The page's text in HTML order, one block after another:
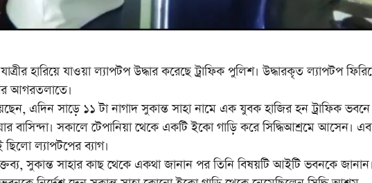
যাওয়া ল্যাপটপ উদ্ধার করেছে ট্রাফিক পুলিশ। উদ্ধারকৃত ল্যাপটপ
আগরতলাতে।
এদিন সাড়ে ১১ টা নাগাদ সুকান্ত সাহা নামে এক যুবক হাজির হন ট্রাফিক
বাসিন্দা। সকালে টেপানিয়া থেকে একটি ইকো গাড়ি করে সিদ্ধিআশ্রমে আসেন।
ল্যাপটপের ব্যাগ।
সুকান্ত সাহার কাছ থেকে একথা জানান পর তিনি বিষয়টি আইটি ভবনকে